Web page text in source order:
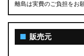
離島は実費のご負担をお
■ 販売元